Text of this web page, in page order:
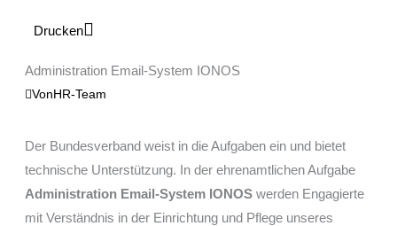
Drucken
Administration Email-System IONOS
VonHR-Team
Der Bundesverband weist in die Aufgaben ein und bietet
technische Unterstützung. In der ehrenamtlichen Aufgabe
Administration Email-System IONOS werden Engagierte
mit Verständnis in der Einrichtung und Pflege unseres